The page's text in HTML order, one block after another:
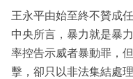
王永平由始至終不贊成
中央所言，暴力就是暴
率控告示威者暴動罪，
擊，卻只以非法集結處